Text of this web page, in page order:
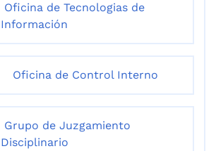
Oficina de Tecnologias de
Información
Oficina de Control Interno
Grupo de Juzgamiento
Disciplinario